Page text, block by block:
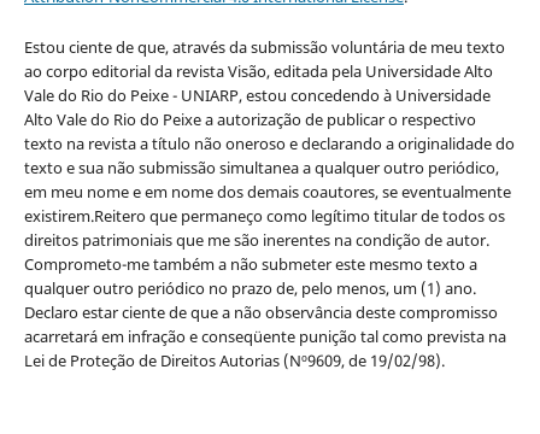
Estou ciente de que, através da submissão voluntária de meu texto
ao corpo editorial da revista Visão, editada pela Universidade Alto
Vale do Rio do Peixe - UNIARP, estou concedendo à Universidade
Alto Vale do Rio do Peixe a autorização de publicar o respectivo
texto na revista a título não oneroso e declarando a originalidade do
texto e sua não submissão simultanea a qualquer outro periódico,
em meu nome e em nome dos demais coautores, se eventualmente
existirem.Reitero que permaneço como legítimo titular de todos os
direitos patrimoniais que me são inerentes na condição de autor.
Comprometo-me também a não submeter este mesmo texto a
qualquer outro periódico no prazo de, pelo menos, um (1) ano.
Declaro estar ciente de que a não observância deste compromisso
acarretará em infração e conseqüente punição tal como prevista na
Lei de Proteção de Direitos Autorias (Nº9609, de 19/02/98).